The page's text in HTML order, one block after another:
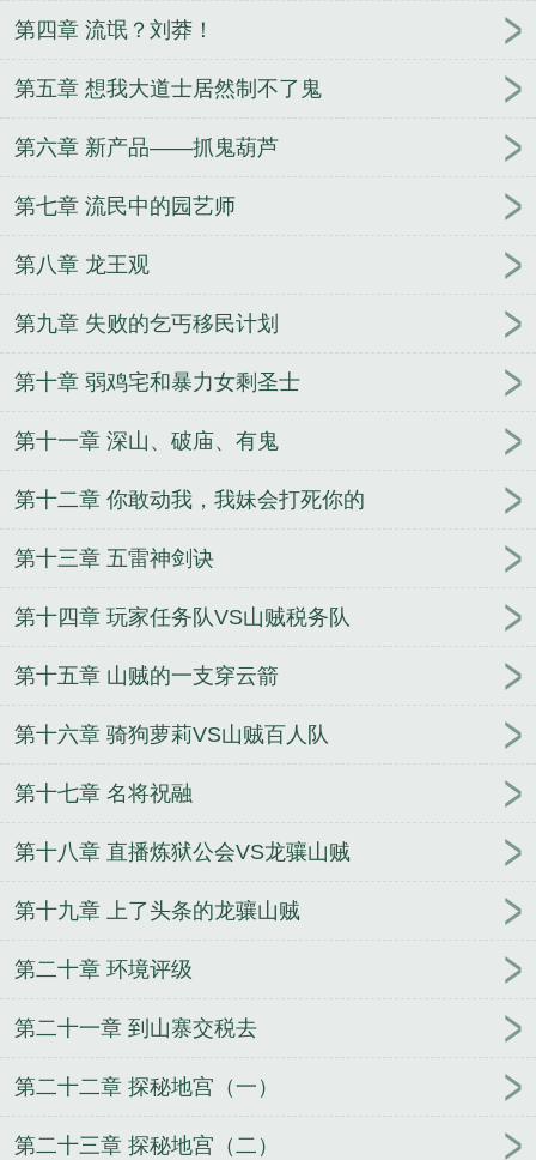
第四章 流氓？刘莽！
第五章 想我大道士居然制不了鬼
第六章 新产品——抓鬼葫芦
第七章 流民中的园艺师
第八章 龙王观
第九章 失败的乞丐移民计划
第十章 弱鸡宅和暴力女剩圣士
第十一章 深山、破庙、有鬼
第十二章 你敢动我，我妹会打死你的
第十三章 五雷神剑诀
第十四章 玩家任务队VS山贼税务队
第十五章 山贼的一支穿云箭
第十六章 骑狗萝莉VS山贼百人队
第十七章 名将祝融
第十八章 直播炼狱公会VS龙骧山贼
第十九章 上了头条的龙骧山贼
第二十章 环境评级
第二十一章 到山寨交税去
第二十二章 探秘地宫（一）
第二十三章 探秘地宫（二）